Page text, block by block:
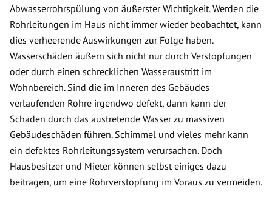
Abwasserrohrspülung von äußerster Wichtigkeit. Werden die
Rohrleitungen im Haus nicht immer wieder beobachtet, kann
dies verheerende Auswirkungen zur Folge haben.
Wasserschäden äußern sich nicht nur durch Verstopfungen
oder durch einen schrecklichen Wasseraustritt im
Wohnbereich. Sind die im Inneren des Gebäudes
verlaufenden Rohre irgendwo defekt, dann kann der
Schaden durch das austretende Wasser zu massiven
Gebäudeschäden führen. Schimmel und vieles mehr kann
ein defektes Rohrleitungssystem verursachen. Doch
Hausbesitzer und Mieter können selbst einiges dazu
beitragen, um eine Rohrverstopfung im Voraus zu vermeiden.